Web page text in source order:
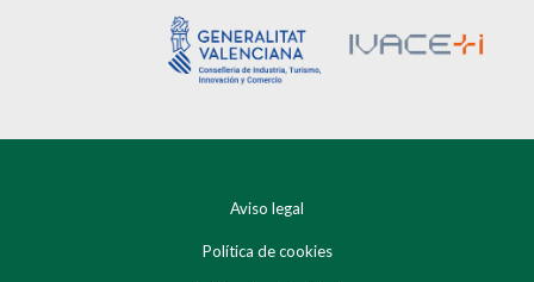
Aviso legal
Política de cookies